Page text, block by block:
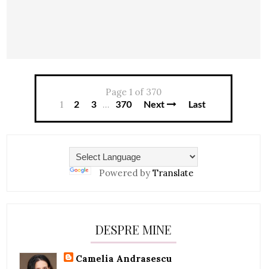
Page 1 of 370
1
2 3 ... 370 Next Last
Powered by Translate
DESPRE MINE
Camelia Andrasescu